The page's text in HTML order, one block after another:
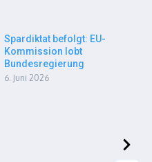
Spardiktat befolgt: EU-
Kommission lobt
Bundesregierung
6. Juni 2026